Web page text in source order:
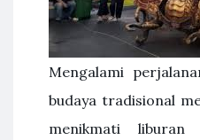
Mengalami
budaya tradisional
menikmati liburan